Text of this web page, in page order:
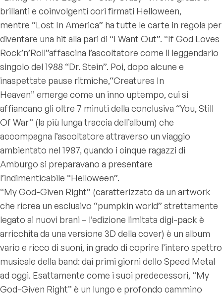
brillanti e coinvolgenti cori firmati Helloween,
mentre “Lost In America” ha tutte le carte in regola per
diventare una hit alla pari di “I Want Out”. “If God Loves
Rock’n’Roll”affascina l’ascoltatore come il leggendario
singolo del 1988 “Dr. Stein”. Poi, dopo alcune e
inaspettate pause ritmiche,“Creatures In
Heaven” emerge come un inno uptempo, cui si
affiancano gli oltre 7 minuti della conclusiva “You, Still
Of War” (la più lunga traccia dell’album) che
accompagna l’ascoltatore attraverso un viaggio
ambientato nel 1987, quando i cinque ragazzi di
Amburgo si preparavano a presentare
l’indimenticabile “Helloween”.
“My God-Given Right” (caratterizzato da un artwork
che ricrea un esclusivo “pumpkin world” strettamente
legato ai nuovi brani – l’edizione limitata digi-pack è
arricchita da una versione 3D della cover) è un album
vario e ricco di suoni, in grado di coprire l’intero spettro
musicale della band: dai primi giorni dello Speed Metal
ad oggi. Esattamente come i suoi predecessori, “My
God-Given Right” è un lungo e profondo cammino